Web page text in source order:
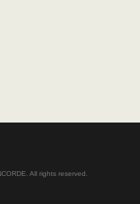
All rights reserved.